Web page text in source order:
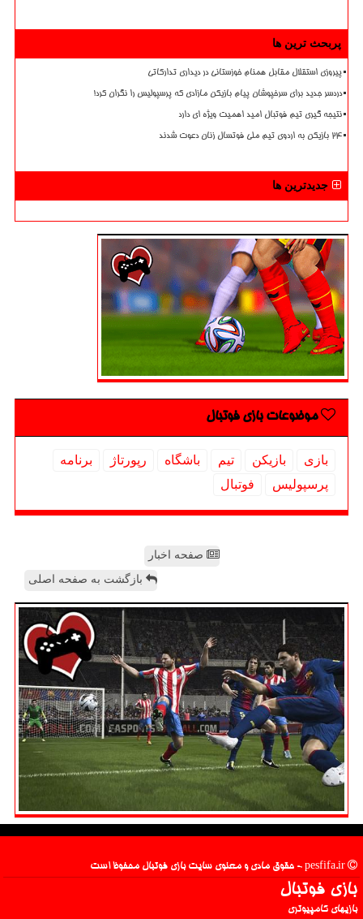
پربحث ترین ها
پیروزی استقلال مقابل همنام خوزستانی در دیداری تدارکاتی
دردسر جدید برای سرخپوشان پیام بازیکن مازادی که پرسپولیس را نگران کرد!
نتیجه گیری تیم فوتبال امید اهمیت ویژه ای دارد
۲۴ بازیکن به اردوی تیم ملی فوتسال زنان دعوت شدند
جدیدترین ها
موضوعات بازی فوتبال
بازی بازیكن تیم باشگاه رپورتاژ
برنامه
پرسپولیس
فوتبال
صفحه اخبار
بازگشت به صفحه اصلی
بازی فوتبال
بازیهای کامپیوتری